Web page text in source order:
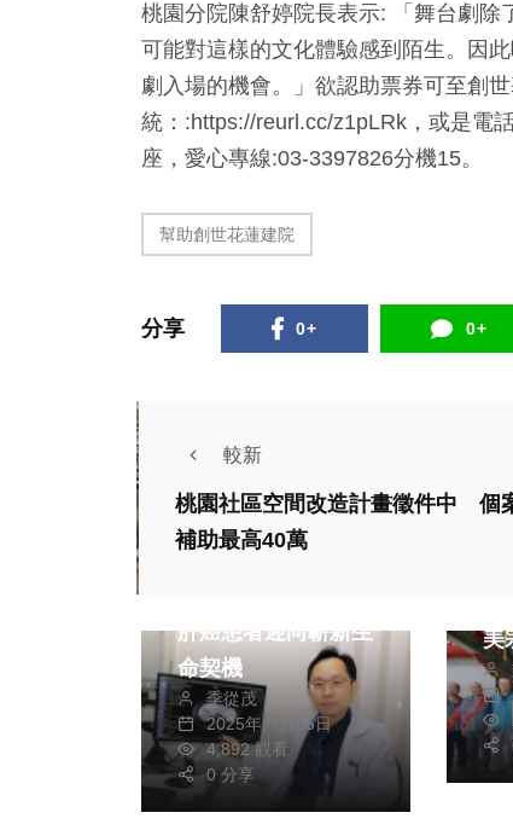
桃園分院陳舒婷院長表示: 「舞台劇除
可能對這樣的文化體驗感到陌生。因
劇入場的機會。」欲認助票券可至創
統：:https://reurl.cc/z1pLRk，或是電
座，愛心專線:03-3397826分機15。
幫助創世花蓮建院
分享 0+ 0+
較新
桃園社區空間改造計畫徵件中 個
補助最高40萬
健康及醫療 綜合
肝癌患者迎向嶄新生
命契機
季從茂
2025年六月05日
4,892 觀看
0 分享
美
錄
產
健康及醫療
內生性幹細胞 助腦